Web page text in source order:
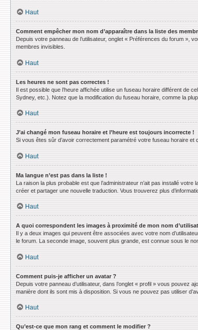
Haut
Comment empêcher mon nom d’apparaître dans la liste des
Depuis votre panneau de l’utilisateur, onglet « Préférences du forum »,
membres invisibles.
Haut
Les heures ne sont pas correctes !
Il est possible que l’heure affichée utilise un fuseau horaire différent de
Sydney, etc.). Notez que la modification du fuseau horaire, comme la
Haut
J’ai changé mon fuseau horaire et l’heure est toujours incorrecte !
Si vous êtes sûr d’avoir correctement paramétré votre fuseau horaire et
Haut
Ma langue n’est pas dans la liste !
La raison la plus probable est que l’administrateur n’ait pas installé
créer et partager une nouvelle traduction. Vous trouverez plus
Haut
A quoi correspondent les images à proximité de mon nom
Il y a deux images qui peuvent être associées avec votre nom
le forum. La seconde image, souvent plus grande, est connue sous le
Haut
Comment puis-je afficher un avatar ?
Depuis votre panneau d’utilisateur, dans l’onglet « profil » vous pouvez
manière dont ils sont mis à disposition. Si vous ne pouvez pas utiliser
Haut
Qu’est-ce que mon rang et comment le modifier ?